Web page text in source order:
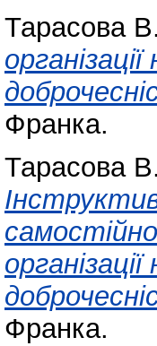
Тарасова
Франка.
Тарасова
Франка.